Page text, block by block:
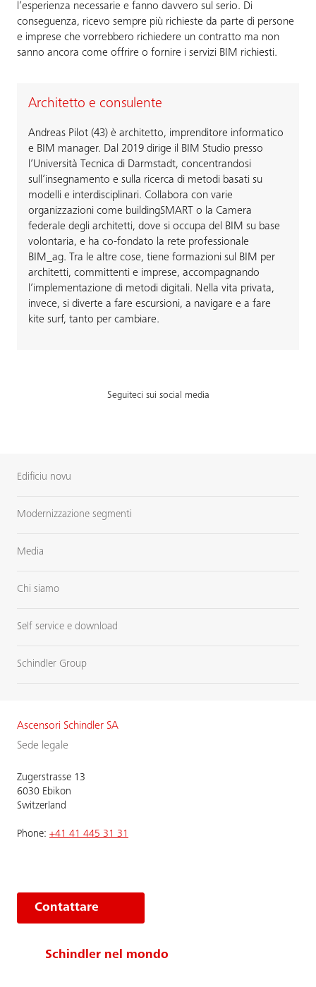
l’esperienza necessarie e fanno davvero sul serio. Di
conseguenza, ricevo sempre più richieste da parte di persone
e imprese che vorrebbero richiedere un contratto ma non
sanno ancora come offrire o fornire i servizi BIM richiesti.
Architetto e consulente
Andreas Pilot (43) è architetto, imprenditore informatico
e BIM manager. Dal 2019 dirige il BIM Studio presso
l’Università Tecnica di Darmstadt, concentrandosi
sull’insegnamento e sulla ricerca di metodi basati su
modelli e interdisciplinari. Collabora con varie
organizzazioni come buildingSMART o la Camera
federale degli architetti, dove si occupa del BIM su base
volontaria, e ha co-fondato la rete professionale
BIM_ag. Tra le altre cose, tiene formazioni sul BIM per
architetti, committenti e imprese, accompagnando
l’implementazione di metodi digitali. Nella vita privata,
invece, si diverte a fare escursioni, a navigare e a fare
kite surf, tanto per cambiare.
Seguiteci sui social media
Edificiu novu
Modernizzazione segmenti
Media
Chi siamo
Self service e download
Schindler Group
Ascensori Schindler SA
Sede legale
Zugerstrasse 13
6030 Ebikon
Switzerland
Phone: +41 41 445 31 31
Contattare
Schindler nel mondo